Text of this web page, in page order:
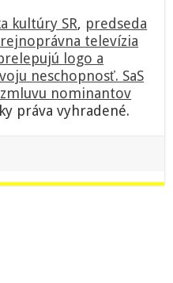
kultúry SR, predseda
televízia
logo a
neschopnosť. SaS
nominantov
práva vyhradené.